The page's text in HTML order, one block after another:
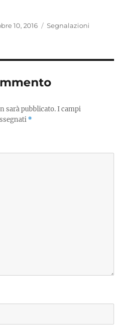
10, 2016 Categorie
Segnalazioni
sarà pubblicato.I campi
*